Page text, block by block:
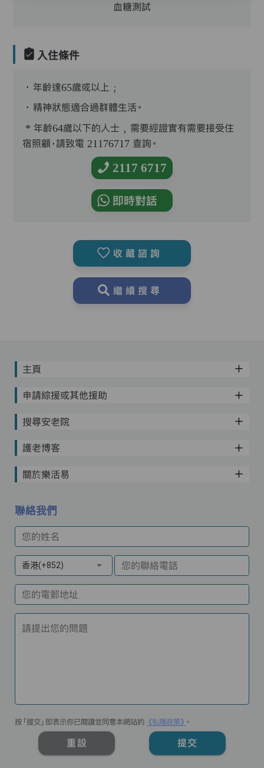
血糖測試
入住條件
．年齡達65歲或以上﹔
．精神狀態適合過群體生活。
* 年齡64歲以下的人士﹐需要經證實有需要接受住
宿照顧，請致電 21176717 查詢。
2117 6717
即時對話
收藏諮詢
繼續搜尋
主頁
申請綜援或其他援助
搜尋安老院
護老博客
關於樂活易
聯絡我們
您的姓名
香港(+852) 您的聯絡電話
您的電郵地址
請提出您的問題
按「提交」即表示你已閱讀並同意本網站的 《私隱政策》 。
重設 提交